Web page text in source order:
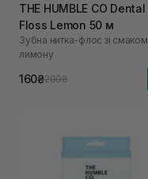
THE HUMBLE CO Dental
Floss Lemon 50 м
Зубна нитка-флос зі смаком
лимону
160₴200₴